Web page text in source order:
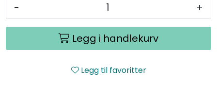
- +
Legg i handlekurv
Legg til favoritter